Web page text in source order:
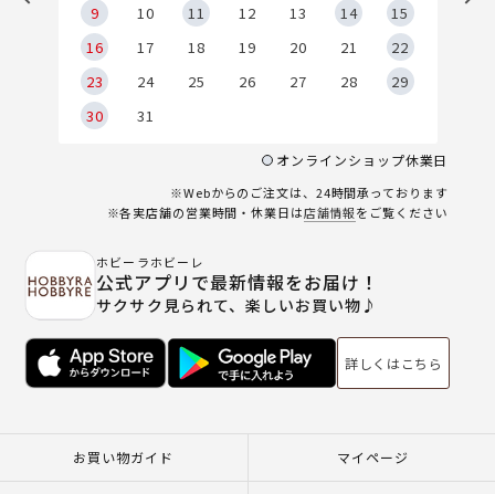
9
10 11 12 13 14
15
16
17 18 19 20 21
22
23
24 25 26 27 28
29
30
31
オンラインショップ休業日
※Webからのご注文は、24時間承っております
※各実店舗の営業時間・休業日は店舗情報をご覧ください
ホビーラホビーレ
公式アプリで最新情報をお届け！
サクサク見られて、楽しいお買い物♪
詳しくはこちら
お買い物ガイド マイページ